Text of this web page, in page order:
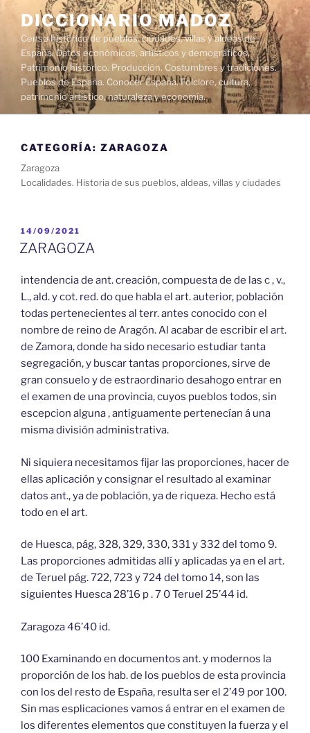
contenido
DICCIONARIO MADOZ
Censo histórico de pueblos, ciudades, villas y aldeas de
España. Datos económicos, artísticos y demográficos.
Patrimonio histórico. Producción. Costumbres y tradiciones.
Pueblos de España. Conocer España. Folclore, cultura,
patrimonio artístico, naturaleza y economía.
CATEGORÍA: ZARAGOZA
Zaragoza
Localidades. Historia de sus pueblos, aldeas, villas y ciudades
PUBLICADO
EL
14/09/2021
ZARAGOZA
intendencia de ant. creación, compuesta de de las c , v.,
L., ald. y cot. red. do que habla el art. auterior, población
todas pertenecientes al terr. antes conocido con el
nombre de reino de Aragón. Al acabar de escribir el art.
de Zamora, donde ha sido necesario estudiar tanta
segregación, y buscar tantas proporciones, sirve de
gran consuelo y de estraordinario desahogo entrar en
el examen de una provincia, cuyos pueblos todos, sin
escepcion alguna , antiguamente pertenecían á una
misma división administrativa.
Ni siquiera necesitamos fijar las proporciones, hacer de
ellas aplicación y consignar el resultado al examinar
datos ant., ya de población, ya de riqueza. Hecho está
todo en el art.
de Huesca, pág, 328, 329, 330, 331 y 332 del tomo 9.
Las proporciones admitidas allí y aplicadas ya en el art.
de Teruel pág. 722, 723 y 724 del tomo 14, son las
siguientes Huesca 28’16 p . 7 0 Teruel 25’44 id.
Zaragoza 46’40 id.
100 Examinando en documentos ant. y modernos la
proporción de los hab. de los pueblos de esta provincia
con los del resto de España, resulta ser el 2’49 por 100.
Sin mas esplicaciones vamos á entrar en el examen de
los diferentes elementos que constituyen la fuerza y el